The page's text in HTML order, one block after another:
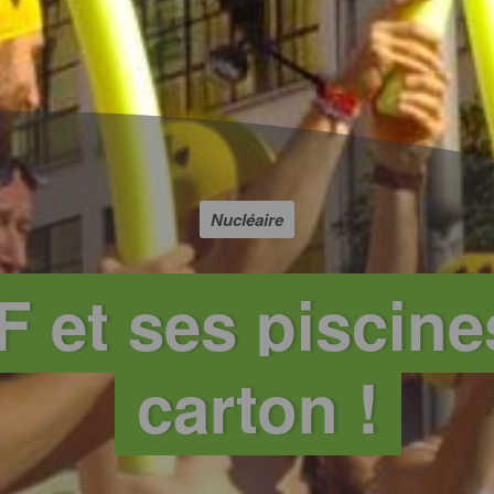
Nucléaire
et ses
carton !